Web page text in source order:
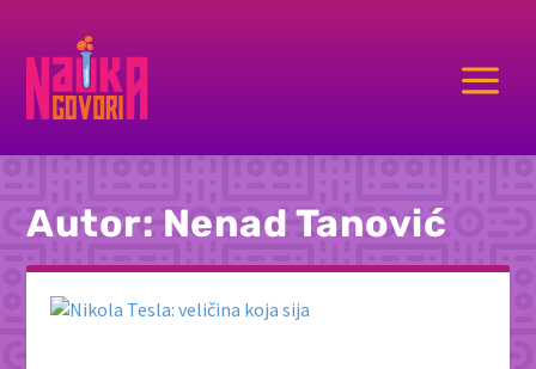
a
Autor: Nenad Tanović